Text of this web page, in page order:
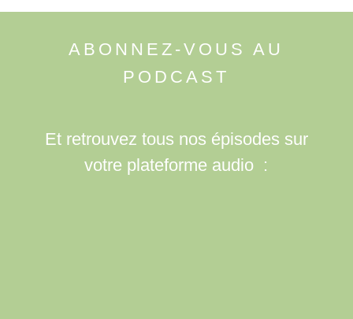
ABONNEZ-VOUS AU
PODCAST
Et retrouvez tous nos épisodes sur
votre plateforme audio :